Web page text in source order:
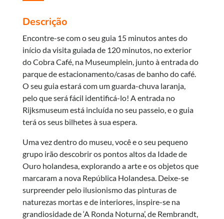
Descrição
Encontre-se com o seu guia 15 minutos antes do
início da visita guiada de 120 minutos, no exterior
do Cobra Café, na Museumplein, junto à entrada do
parque de estacionamento/casas de banho do café.
O seu guia estará com um guarda-chuva laranja,
pelo que será fácil identificá-lo! A entrada no
Rijksmuseum está incluída no seu passeio, e o guia
terá os seus bilhetes à sua espera.
Uma vez dentro do museu, você e o seu pequeno
grupo irão descobrir os pontos altos da Idade de
Ouro holandesa, explorando a arte e os objetos que
marcaram a nova República Holandesa. Deixe-se
surpreender pelo ilusionismo das pinturas de
naturezas mortas e de interiores, inspire-se na
grandiosidade de ‘A Ronda Noturna’, de Rembrandt,